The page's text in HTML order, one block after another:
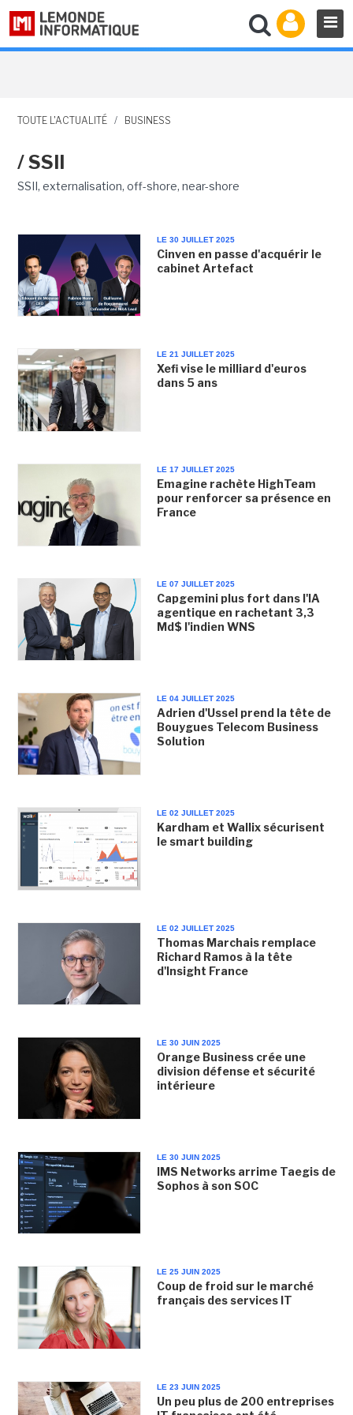
TOUTE L'ACTUALITÉ / BUSINESS
/ SSII
SSII, externalisation, off-shore, near-shore
LE 30 JUILLET 2025
Cinven en passe d'acquérir le
cabinet Artefact
LE 21 JUILLET 2025
Xefi vise le milliard d'euros
dans 5 ans
LE 17 JUILLET 2025
Emagine rachète HighTeam
pour renforcer sa présence en
France
LE 07 JUILLET 2025
Capgemini plus fort dans l'IA
agentique en rachetant 3,3
Md$ l'indien WNS
LE 04 JUILLET 2025
Adrien d'Ussel prend la tête de
Bouygues Telecom Business
Solution
LE 02 JUILLET 2025
Kardham et Wallix sécurisent
le smart building
LE 02 JUILLET 2025
Thomas Marchais remplace
Richard Ramos à la tête
d'Insight France
LE 30 JUIN 2025
Orange Business crée une
division défense et sécurité
intérieure
LE 30 JUIN 2025
IMS Networks arrime Taegis de
Sophos à son SOC
LE 25 JUIN 2025
Coup de froid sur le marché
français des services IT
LE 23 JUIN 2025
Un peu plus de 200 entreprises